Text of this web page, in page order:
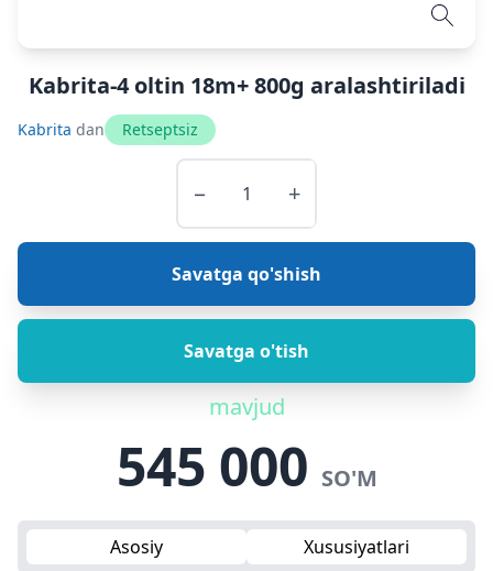
Kabrita-4 oltin 18m+ 800g aralashtiriladi
Kabrita dan Retseptsiz
− +
Savatga qo'shish
Savatga o'tish
mavjud
545 000 SO'M
Asosiy Xususiyatlari